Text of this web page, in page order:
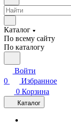
Каталог
По всему сайту
По каталогу
Войти
0
Избранное
0 Корзина
Каталог